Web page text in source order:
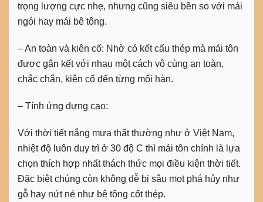
trọng lượng cực nhẹ, nhưng cũng siêu bền so với mái
ngói hay mái bê tông.
– An toàn và kiên cố: Nhờ có kết cấu thép mà mái tôn
được gắn kết với nhau một cách vô cùng an toàn,
chắc chắn, kiên cố đến từng mối hàn.
– Tính ứng dựng cao:
Với thời tiết nắng mưa thất thường như ở Việt Nam,
nhiệt độ luôn duy trì ở 30 độ C thì mái tôn chính là lựa
chọn thích hợp nhất thách thức mọi điều kiện thời tiết.
Đặc biệt chúng còn không dễ bị sâu mọt phá hủy như
gỗ hay nứt nẻ như bê tông cốt thép.